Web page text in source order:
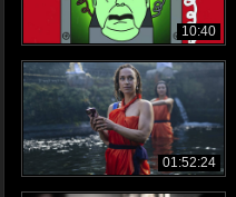
10:40
01:52:24